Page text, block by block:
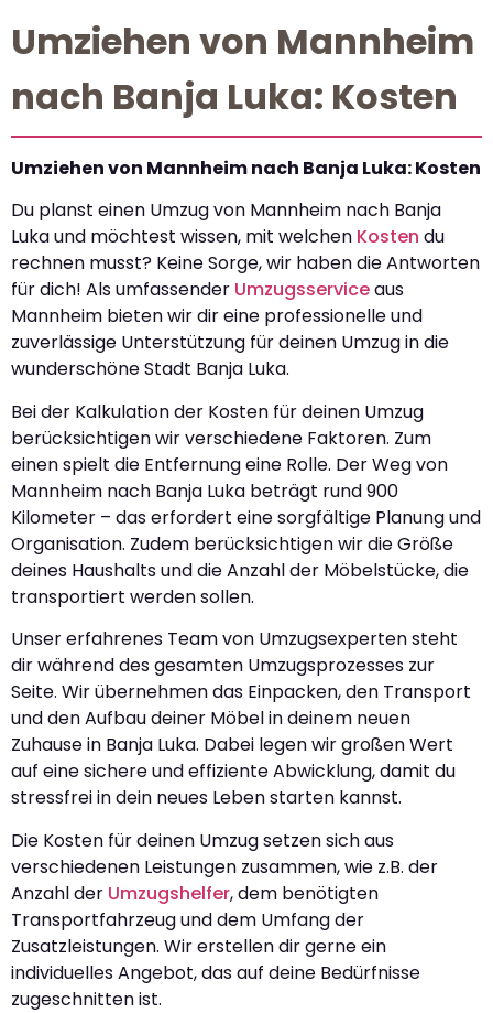
Umziehen von Mannheim
nach Banja Luka: Kosten
Umziehen von Mannheim nach Banja Luka: Kosten
Du planst einen Umzug von Mannheim nach Banja
Luka und möchtest wissen, mit welchen Kosten du
rechnen musst? Keine Sorge, wir haben die Antworten
für dich! Als umfassender Umzugsserviceaus
Mannheim bieten wir dir eine professionelle und
zuverlässige Unterstützung für deinen Umzug in die
wunderschöne Stadt Banja Luka.
Bei der Kalkulation der Kosten für deinen Umzug
berücksichtigen wir verschiedene Faktoren. Zum
einen spielt die Entfernung eine Rolle. Der Weg von
Mannheim nach Banja Luka beträgt rund 900
Kilometer – das erfordert eine sorgfältige Planung und
Organisation. Zudem berücksichtigen wir die Größe
deines Haushalts und die Anzahl der Möbelstücke, die
transportiert werden sollen.
Unser erfahrenes Team von Umzugsexperten steht
dir während des gesamten Umzugsprozesses zur
Seite. Wir übernehmen das Einpacken, den Transport
und den Aufbau deiner Möbel in deinem neuen
Zuhause in Banja Luka. Dabei legen wir großen Wert
auf eine sichere und effiziente Abwicklung, damit du
stressfrei in dein neues Leben starten kannst.
Die Kosten für deinen Umzug setzen sich aus
verschiedenen Leistungen zusammen, wie z.B. der
Anzahl der Umzugshelfer, dem benötigten
Transportfahrzeug und dem Umfang der
Zusatzleistungen. Wir erstellen dir gerne ein
individuelles Angebot, das auf deine Bedürfnisse
zugeschnitten ist.